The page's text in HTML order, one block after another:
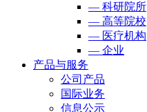
— 科研院所
— 高等院校
— 医疗机构
— 企业
产品与服务
公司产品
国际业务
信息公示